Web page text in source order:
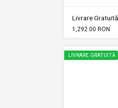
Livrare
1,292.00 RON
LIVRARE GRATUITĂ